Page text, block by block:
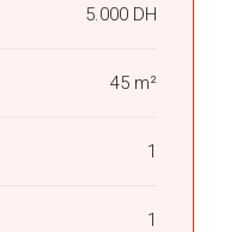
5.000 DH
45 m²
1
1